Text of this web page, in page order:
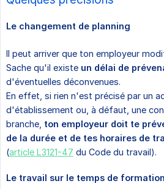
Le changement de planning
Il peut arriver que ton employeur
Sache qu'il existe un délai de
d'éventuelles déconvenues.
En effet, si rien n'est précisé par un
d'établissement ou, à défaut, une
branche, ton employeur doit te
de la durée et de tes horaires de
(article L3121-47 du Code du travail).
Le travail sur le temps de formation